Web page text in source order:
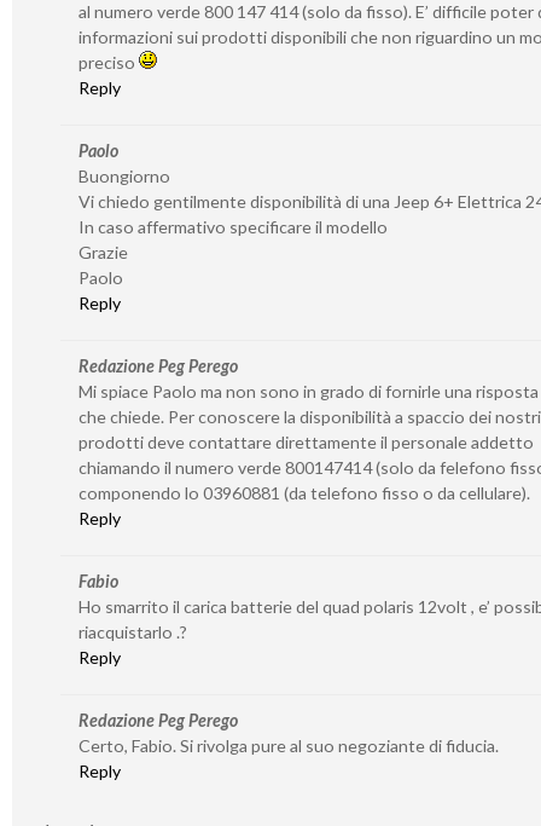
al numero verde 800 147 414 (solo da fisso). E’ difficile poter
informazioni sui prodotti disponibili che non riguardino un
preciso
Reply
Paolo
Buongiorno
Vi chiedo gentilmente disponibilità di una Jeep 6+ Elettrica
In caso affermativo specificare il modello
Grazie
Paolo
Reply
Redazione Peg Perego
Mi spiace Paolo ma non sono in grado di fornirle una
che chiede. Per conoscere la disponibilità a spaccio dei nostri
prodotti deve contattare direttamente il personale addetto
chiamando il numero verde 800147414 (solo da felefono
componendo lo 03960881 (da telefono fisso o da cellulare).
Reply
Fabio
Ho smarrito il carica batterie del quad polaris 12volt , e’
riacquistarlo .?
Reply
Redazione Peg Perego
Certo, Fabio. Si rivolga pure al suo negoziante di fiducia.
Reply